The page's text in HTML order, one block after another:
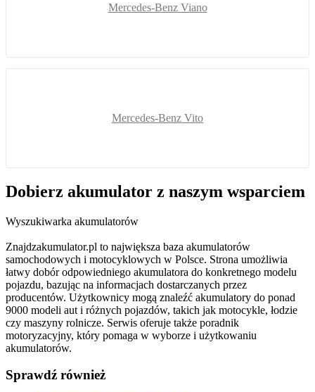
Mercedes-Benz Viano
Mercedes-Benz Vito
Dobierz akumulator z naszym wsparciem
Wyszukiwarka akumulatorów
Znajdzakumulator.pl to największa baza akumulatorów
samochodowych i motocyklowych w Polsce. Strona umożliwia
łatwy dobór odpowiedniego akumulatora do konkretnego modelu
pojazdu, bazując na informacjach dostarczanych przez
producentów. Użytkownicy mogą znaleźć akumulatory do ponad
9000 modeli aut i różnych pojazdów, takich jak motocykle, łodzie
czy maszyny rolnicze. Serwis oferuje także poradnik
motoryzacyjny, który pomaga w wyborze i użytkowaniu
akumulatorów.
Sprawdź również